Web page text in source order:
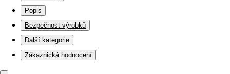
Popis
Bezpečnost výrobků
Další kategorie
Zákaznická hodnocení